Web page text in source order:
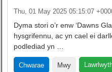
Thu, 01 May 2025 05:15:07
Dyma stori o’r enw ‘Dawns
hysgrifennu, ac yn cael ei
podlediad yn …
Chwarae Mwy